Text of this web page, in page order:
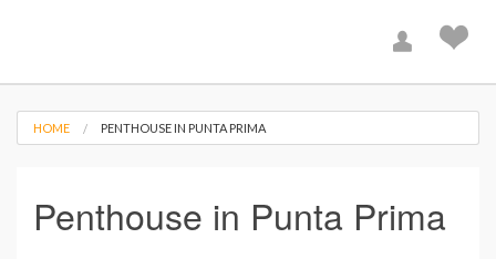
HOME PENTHOUSE IN PUNTA PRIMA
Penthouse in Punta Prima